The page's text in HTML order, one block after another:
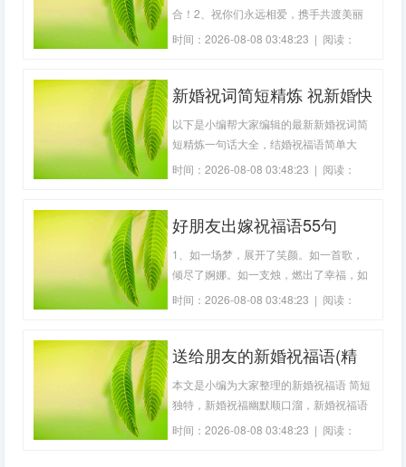
合！2、祝你们永远相爱，携手共渡美丽
人生！3、祝你们永结同心，百年好合！
5、祝福你们新婚愉快，幸福美满，**永
笃情深，此生
时间：2026-08-08 03:48:23 | 阅读：
新婚祝词简短精炼 祝新婚快
乐的祝福语(精选65句)
以下是小编帮大家编辑的最新新婚祝词简
短精炼一句话大全，结婚祝福语简单大
方，祝愿一对新人新婚诗句，结婚四句吉
友。新婚祝词简短精炼1、新娘美貌似天
应敬老教
时间：2026-08-08 03:48:23 | 阅读：
好朋友出嫁祝福语55句
1、如一场梦，展开了笑颜。如一首歌，
倾尽了婀娜。如一支烛，燃出了幸福，如
一把镜，透出了人生。祝你们白头偕老。
堂，缀成花环，祝你婚姻生活像花儿一样
蝶，千
时间：2026-08-08 03:48:23 | 阅读：
送给朋友的新婚祝福语(精
选50句)
本文是小编为大家整理的新婚祝福语 简短
独特，新婚祝福幽默顺口溜，新婚祝福语
简短兄弟，新婚祝愿的简短句子，对朋友
时间：2026-08-08 03:48:23 | 阅读：